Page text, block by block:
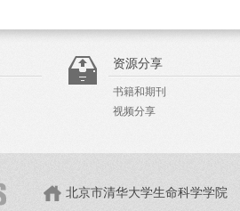
资源分享
书籍和期刊
视频分享
北京市清华大学生命科学学院